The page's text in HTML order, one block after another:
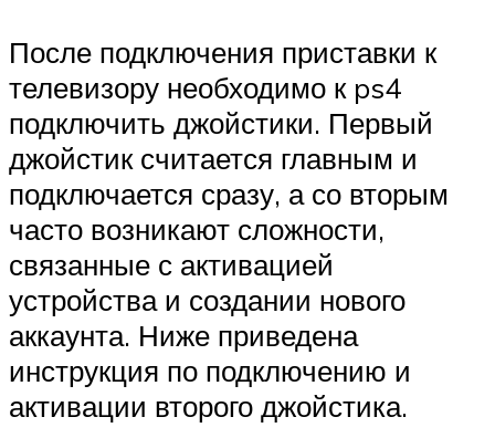
После подключения приставки к
телевизору необходимо к ps4
подключить джойстики. Первый
джойстик считается главным и
подключается сразу, а со вторым
часто возникают сложности,
связанные с активацией
устройства и создании нового
аккаунта. Ниже приведена
инструкция по подключению и
активации второго джойстика.